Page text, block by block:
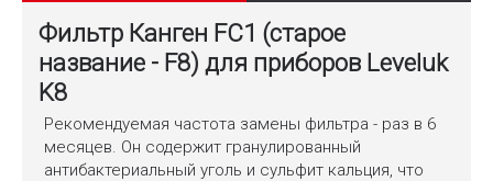
Фильтр Канген FC1 (старое
название - F8) для приборов Leveluk
K8
Рекомендуемая частота замены фильтра - раз в 6
месяцев. Он содержит гранулированный
антибактериальный уголь и сульфит кальция, что